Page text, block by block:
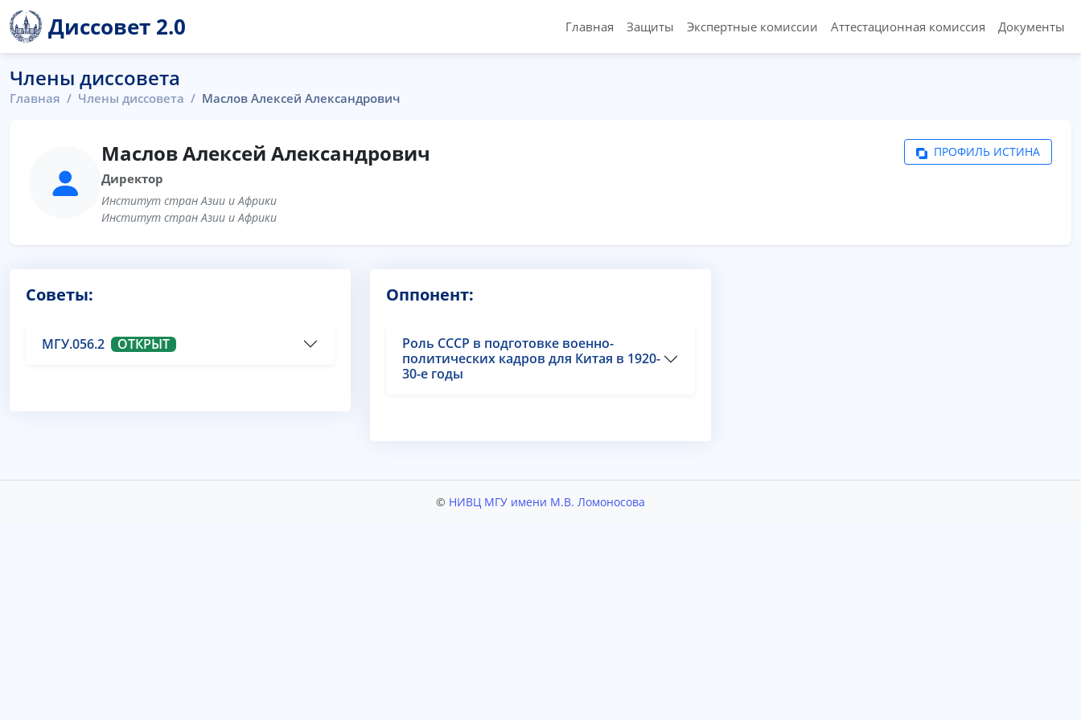
Диссовет 2.0 Главная Защиты Экспертные комиссии Аттестационная комиссия Документы
Члены диссовета
Главная Члены диссовета Маслов Алексей Александрович
Маслов Алексей Александрович
Директор
Институт стран Азии и Африки
Институт стран Азии и Африки
ПРОФИЛЬ ИСТИНА
Советы:
МГУ.056.2 ОТКРЫТ
Оппонент:
Роль СССР в подготовке военно-
политических кадров для Китая в 1920-
30-е годы
© НИВЦ МГУ имени М.В. Ломоносова